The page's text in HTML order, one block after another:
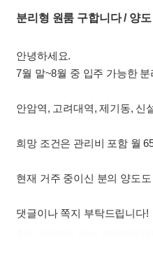
분리형 원룸 구합니다 / 양
안녕하세요.
7월 말~8월 중 입주 가능한
안암역, 고려대역, 제기동, 신
희망 조건은 관리비 포함 월
현재 거주 중이신 분의 양도
댓글이나 쪽지 부탁드립니다!